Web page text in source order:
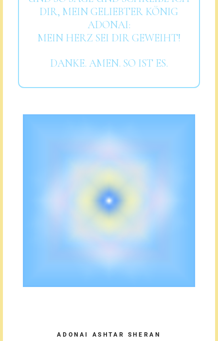
DIR, MEIN GELIEBTER KÖNIG
ADONAI:
MEIN HERZ SEI DIR GEWEIHT!
DANKE. AMEN. SO IST ES.
ADONAI ASHTAR SHERAN